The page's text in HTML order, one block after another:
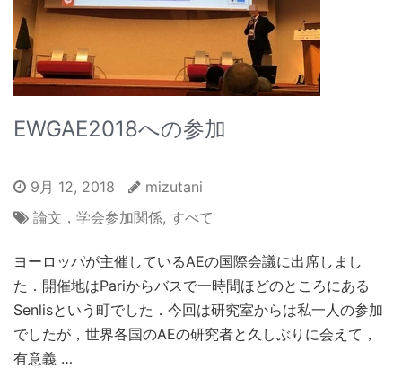
EWGAE2018への参加
9月 12, 2018
mizutani
論文，学会参加関係, すべて
ヨーロッパが主催しているAEの国際会議に出席しまし
た．開催地はPariからバスで一時間ほどのところにある
Senlisという町でした．今回は研究室からは私一人の参加
でしたが，世界各国のAEの研究者と久しぶりに会えて，
有意義 …